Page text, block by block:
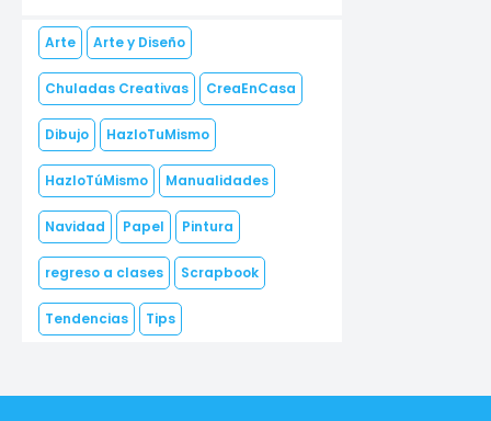
Arte Arte y Diseño
Chuladas Creativas CreaEnCasa
Dibujo HazloTuMismo
HazloTúMismo Manualidades
Navidad Papel Pintura
regreso a clases Scrapbook
Tendencias Tips